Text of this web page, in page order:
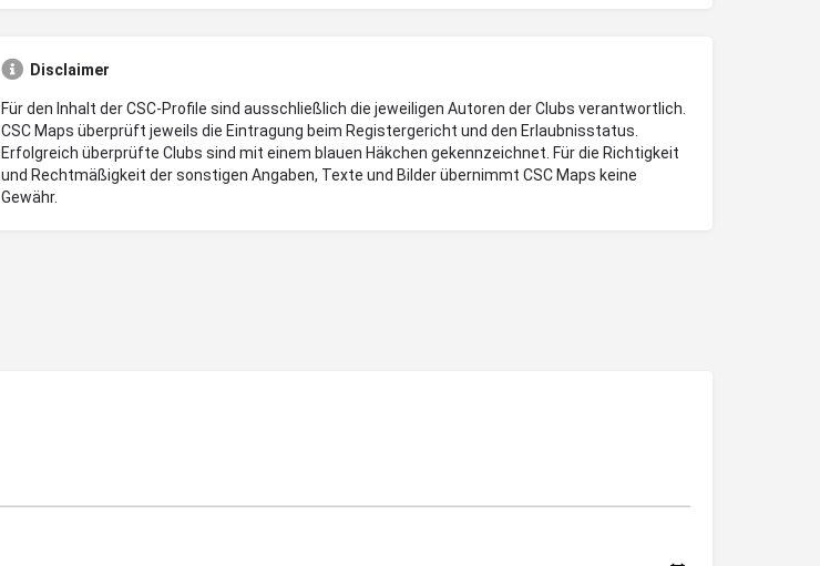
Disclaimer
Für den Inhalt der CSC-Profile sind ausschließlich die jeweiligen Autoren der Clubs verantwortlich.
CSC Maps überprüft jeweils die Eintragung beim Registergericht und den Erlaubnisstatus.
Erfolgreich überprüfte Clubs sind mit einem blauen Häkchen gekennzeichnet. Für die Richtigkeit
und Rechtmäßigkeit der sonstigen Angaben, Texte und Bilder übernimmt CSC Maps keine
Gewähr.